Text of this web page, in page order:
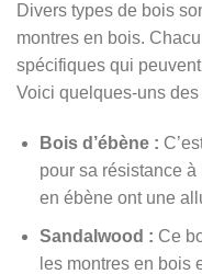
Divers types de bois
montres en bois.
spécifiques qui
Voici quelques-uns
Bois d’ébène :
pour sa résistance à
en ébène ont une
Sandalwood : Ce
les montres en bois